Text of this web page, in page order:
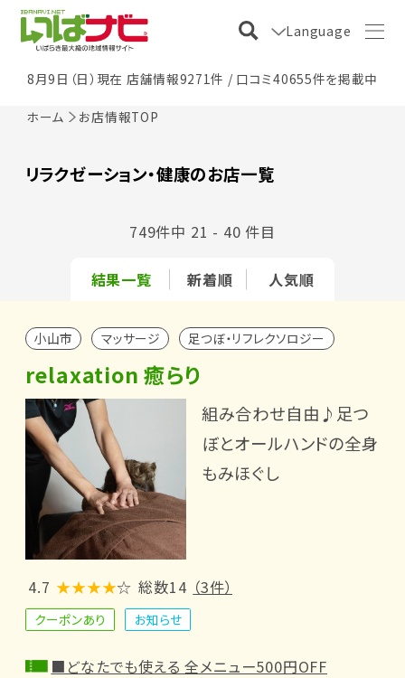
Language
8月9日（日）現在 店舗情報9271件 / 口コミ40655件を掲載中
ホーム お店情報TOP
リラクゼーション・健康のお店一覧
結果一覧 新着順 人気順
749件中 21 - 40 件目
小山市 マッサージ 足つぼ・リフレクソロジー
relaxation 癒らり
組み合わせ自由♪足つ
ぼとオールハンドの全身
もみほぐし
4.7 ★★★★☆ 総数14 （3件）
クーポンあり お知らせ
■どなたでも使える 全メニュー500円OFF